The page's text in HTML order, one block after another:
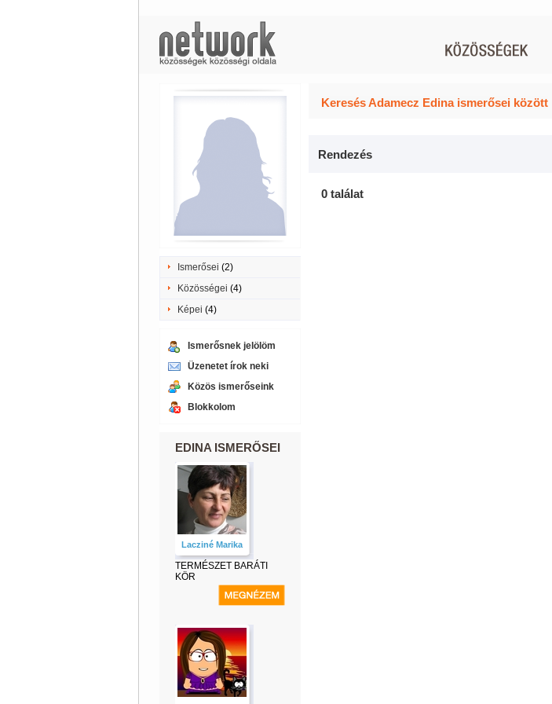
Ismerősei (2)
Közösségei (4)
Képei (4)
Ismerősnek jelölöm
Üzenetet írok neki
Közös ismerőseink
Blokkolom
EDINA ISMERŐSEI
Lacziné Marika
TERMÉSZET BARÁTI
KÖR
Keresés Adamecz Edina ismerősei között
Rendezés
0 találat